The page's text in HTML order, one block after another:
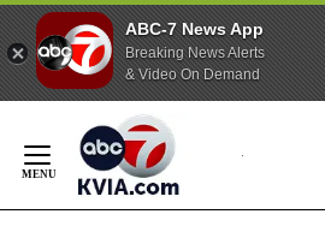
ABC-7 News App
Breaking News Alerts
& Video On Demand
Content